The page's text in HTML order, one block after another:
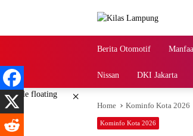
Berita Otomotif
Nissan DKI Jakarta
×
Home Kominfo Kota 2026
Kominfo Kota 2026